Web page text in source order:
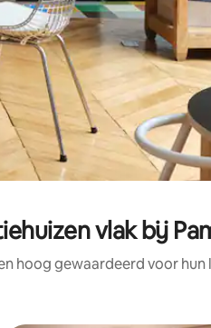
vlak bij
hoog gewaardeerd voor